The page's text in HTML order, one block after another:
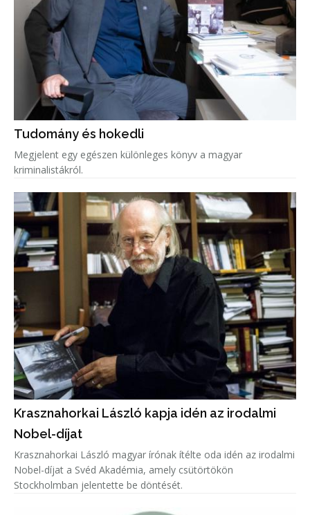
Tudomány és hokedli
Megjelent egy egészen különleges könyv a magyar
kriminalistákról.
Krasznahorkai László kapja idén az irodalmi
Nobel-díjat
Krasznahorkai László magyar írónak ítélte oda idén az irodalmi
Nobel-díjat a Svéd Akadémia, amely csütörtökön
Stockholmban jelentette be döntését.